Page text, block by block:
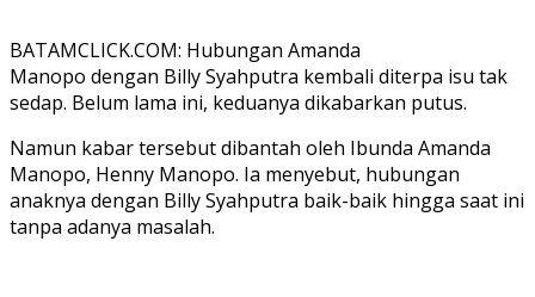
BATAMCLICK.COM: Hubungan Amanda
Manopo dengan Billy Syahputra kembali diterpa isu tak
sedap. Belum lama ini, keduanya dikabarkan putus.
Namun kabar tersebut dibantah oleh Ibunda Amanda
Manopo, Henny Manopo. Ia menyebut, hubungan
anaknya dengan Billy Syahputra baik-baik hingga saat ini
tanpa adanya masalah.